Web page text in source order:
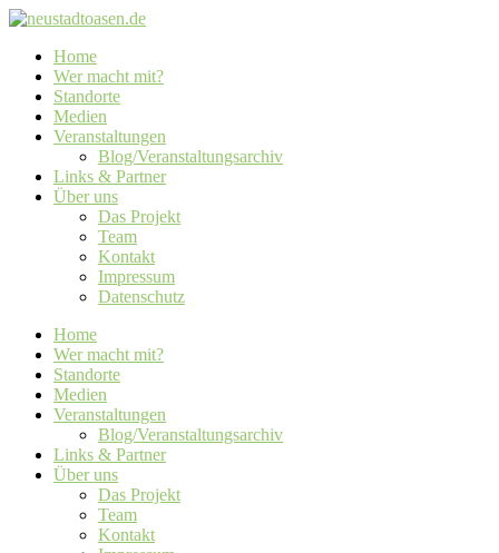
Home
Wer macht mit?
Standorte
Medien
Veranstaltungen
Blog/Veranstaltungsarchiv
Links & Partner
Über uns
Das Projekt
Team
Kontakt
Impressum
Datenschutz
Home
Wer macht mit?
Standorte
Medien
Veranstaltungen
Blog/Veranstaltungsarchiv
Links & Partner
Über uns
Das Projekt
Team
Kontakt